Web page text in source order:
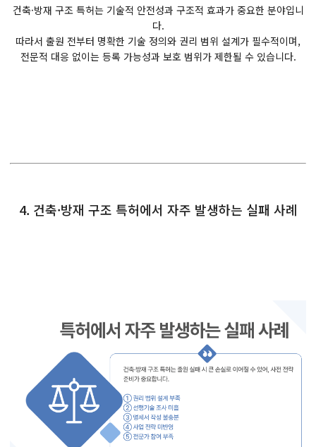
건축·방재 구조 특허는 기술적 안전성과 구조적 효과가 중요한 분야입니
다.
따라서 출원 전부터 명확한 기술 정의와 권리 범위 설계가 필수적이며,
전문적 대응 없이는 등록 가능성과 보호 범위가 제한될 수 있습니다.
4. 건축·방재 구조 특허에서 자주 발생하는 실패 사례